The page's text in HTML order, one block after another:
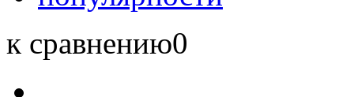
к сравнению0